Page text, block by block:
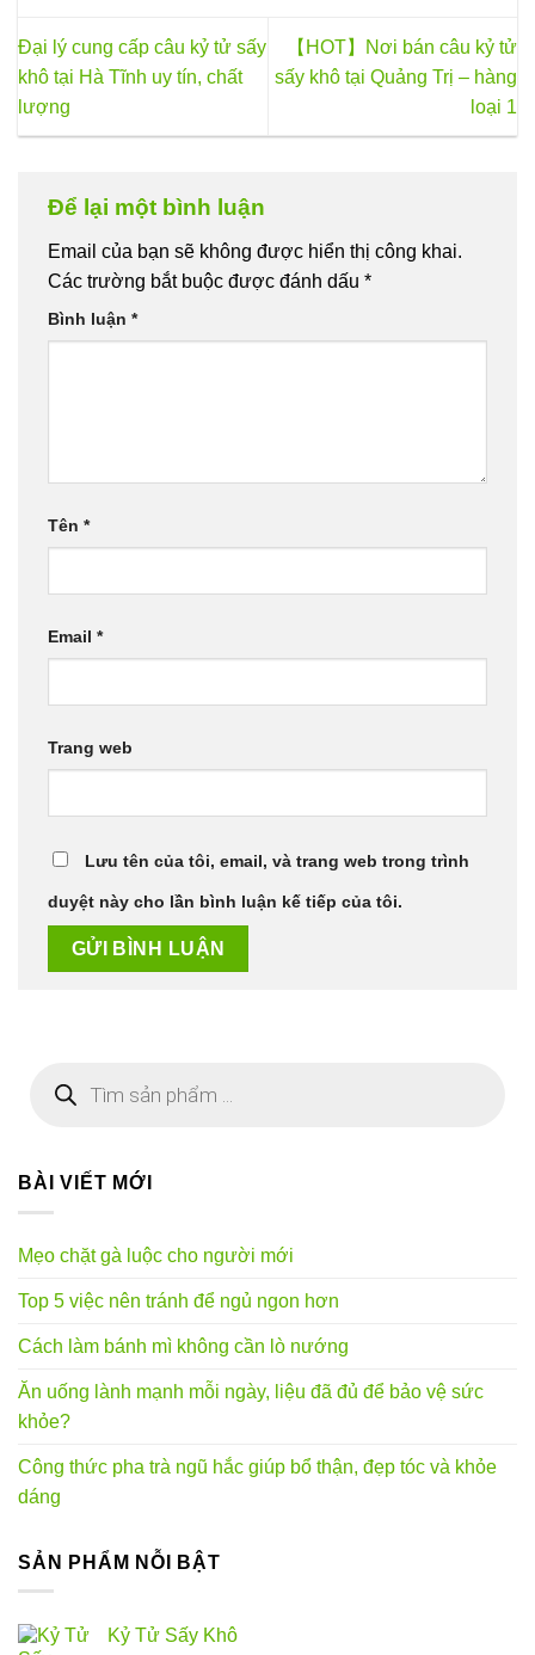
Đại lý cung cấp câu kỷ tử sấy
khô tại Hà Tĩnh uy tín, chất
lượng
【HOT】Nơi bán câu kỷ tử
sấy khô tại Quảng Trị – hàng
loại 1
Để lại một bình luận
Email của bạn sẽ không được hiển thị công khai.
Các trường bắt buộc được đánh dấu *
Bình luận *
Tên *
Email *
Trang web
Lưu tên của tôi, email, và trang web trong trình
duyệt này cho lần bình luận kế tiếp của tôi.
kiếm
BÀI VIẾT MỚI
Mẹo chặt gà luộc cho người mới
Top 5 việc nên tránh để ngủ ngon hơn
Cách làm bánh mì không cần lò nướng
Ăn uống lành mạnh mỗi ngày, liệu đã đủ để bảo vệ sức
khỏe?
Công thức pha trà ngũ hắc giúp bổ thận, đẹp tóc và khỏe
dáng
SẢN PHẨM NỖI BẬT
Kỷ Tử Sấy Khô